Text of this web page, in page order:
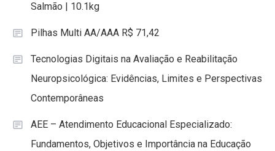
Salmão | 10.1kg
Pilhas Multi AA/AAA R$ 71,42
Tecnologias Digitais na Avaliação e Reabilitação
Neuropsicológica: Evidências, Limites e Perspectivas
Contemporâneas
AEE – Atendimento Educacional Especializado:
Fundamentos, Objetivos e Importância na Educação